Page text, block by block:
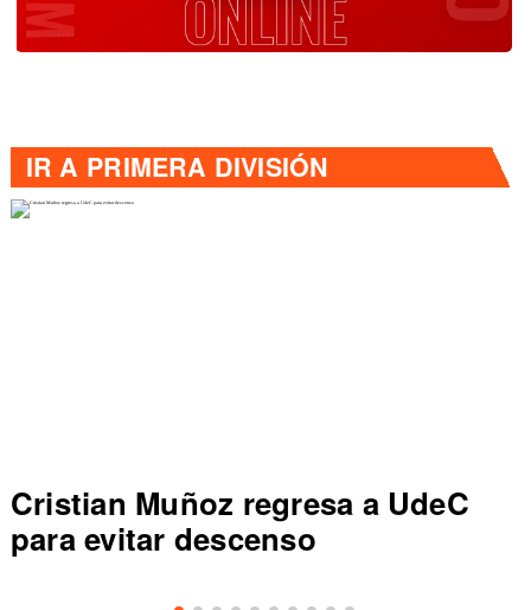
IR A PRIMERA DIVISIÓN
Cristian Muñoz regresa a UdeC
para evitar descenso